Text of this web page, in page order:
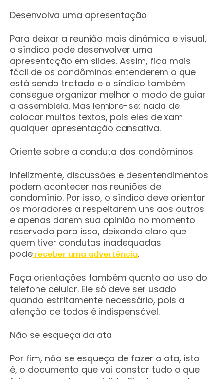
Desenvolva uma apresentação
Para deixar a reunião mais dinâmica e visual,
o síndico pode desenvolver uma
apresentação em slides. Assim, fica mais
fácil de os condôminos entenderem o que
está sendo tratado e o síndico também
consegue organizar melhor o modo de guiar
a assembleia. Mas lembre-se: nada de
colocar muitos textos, pois eles deixam
qualquer apresentação cansativa.
Oriente sobre a conduta dos condôminos
Infelizmente, discussões e desentendimentos
podem acontecer nas reuniões de
condomínio. Por isso, o síndico deve orientar
os moradores a respeitarem uns aos outros
e apenas darem sua opinião no momento
reservado para isso, deixando claro que
quem tiver condutas inadequadas
pode receber uma advertência.
Faça orientações também quanto ao uso do
telefone celular. Ele só deve ser usado
quando estritamente necessário, pois a
atenção de todos é indispensável.
Não se esqueça da ata
Por fim, não se esqueça de fazer a ata, isto
é, o documento que vai constar tudo o que